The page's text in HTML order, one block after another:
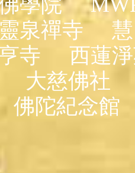
學院
靈泉禪寺
寺
西蓮
大慈佛社
佛陀紀念館